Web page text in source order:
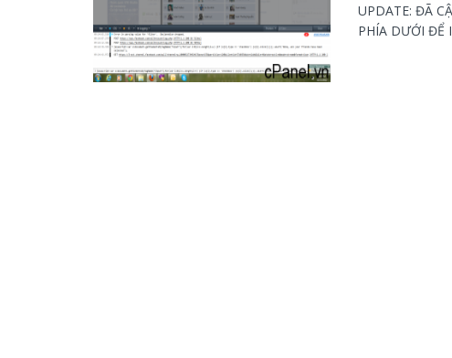
UPDATE: ĐÃ
PHÍA DƯỚI ĐỂ